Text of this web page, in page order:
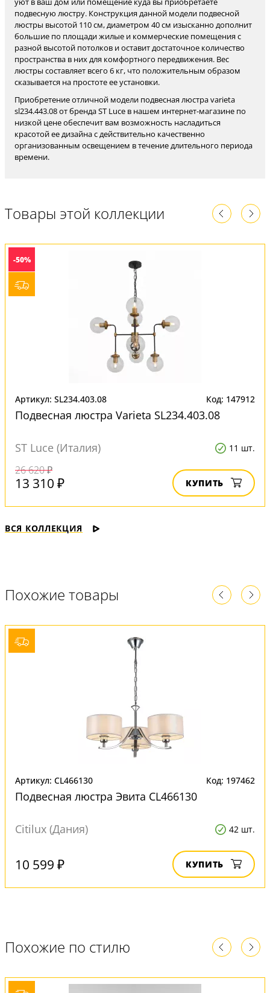
подвесную люстру. Конструкция данной модели подвесной
люстры высотой 110 см, диаметром 40 см изысканно дополнит
большие по площади жилые и коммерческие помещения с
разной высотой потолков и оставит достаточное количество
пространства в них для комфортного передвижения. Вес
люстры составляет всего 6 кг, что положительным образом
сказывается на простоте ее установки.
Приобретение отличной модели подвесная люстра varieta
sl234.443.08 от бренда ST Luce в нашем интернет-магазине по
низкой цене обеспечит вам возможность насладиться
красотой ее дизайна с действительно качественно
организованным освещением в течение длительного периода
времени.
Товары этой коллекции
-50%
Артикул: SL234.403.08 Код: 147912
Подвесная люстра Varieta SL234.403.08
ST Luce (Италия) 11 шт.
26 620 ₽
13 310 ₽ КУПИТЬ
ВСЯ КОЛЛЕКЦИЯ
Похожие товары
Артикул: CL466130 Код: 197462
Подвесная люстра Эвита CL466130
Citilux (Дания) 42 шт.
10 599 ₽ КУПИТЬ
Похожие по стилю